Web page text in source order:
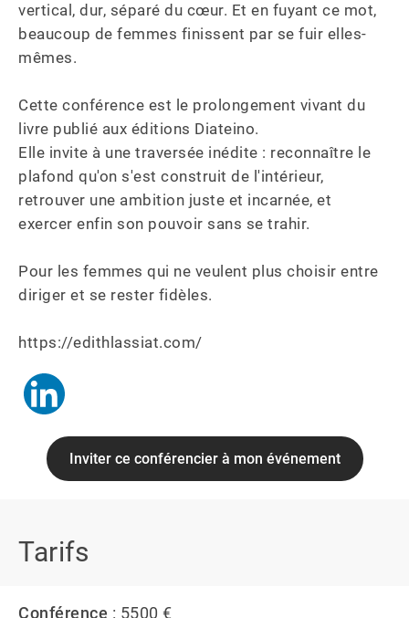
vertical, dur, séparé du cœur. Et en fuyant ce mot,
beaucoup de femmes finissent par se fuir elles-
mêmes.
Cette conférence est le prolongement vivant du
livre publié aux éditions Diateino.
Elle invite à une traversée inédite : reconnaître le
plafond qu'on s'est construit de l'intérieur,
retrouver une ambition juste et incarnée, et
exercer enfin son pouvoir sans se trahir.
Pour les femmes qui ne veulent plus choisir entre
diriger et se rester fidèles.
Inviter ce conférencier à mon événement
Tarifs
Conférence : 5500 €